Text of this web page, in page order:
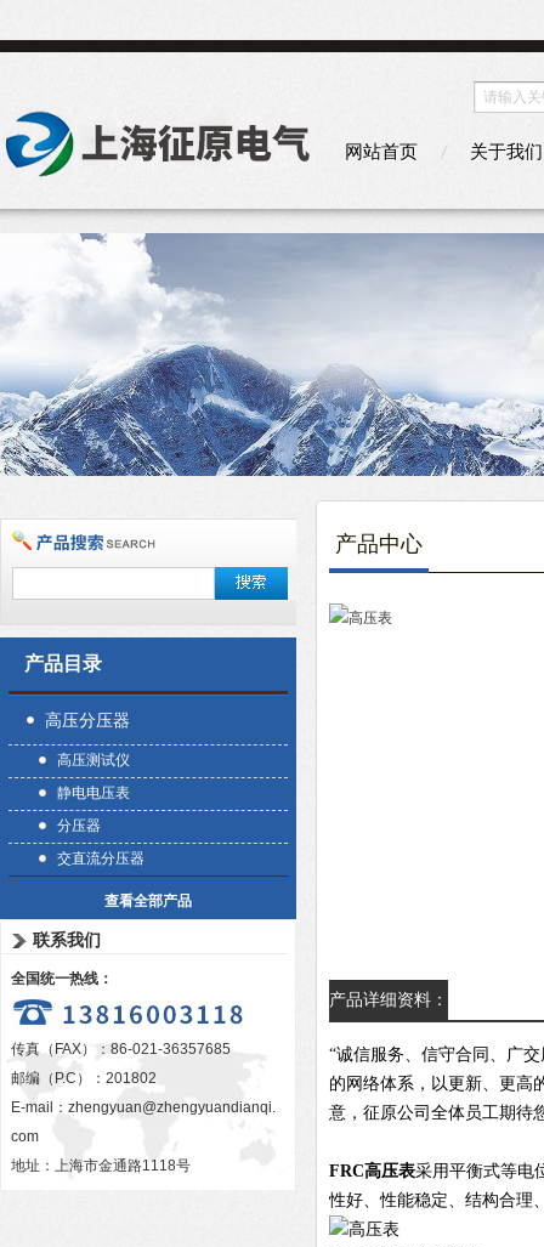
网站首页 关于我们
产品目录
高压分压器
高压测试仪
静电电压表
分压器
交直流分压器
查看全部产品
联系我们
全国统一热线：
传真（FAX）：86-021-36357685
邮编（P.C）：201802
E-mail： zhengyuan@zhengyuandianqi.
com
地址：上海市金通路1118号
产品中心
产品详细资料：
“诚信服务、信守合同、广
的网络体系，以更新、更高
意，征原公司全体员工期待
FRC高压表采用平衡式等电
性好、性能稳定、结构合理